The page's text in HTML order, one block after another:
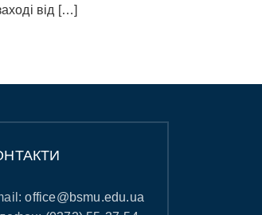
від […]
office@bsmu.edu.ua